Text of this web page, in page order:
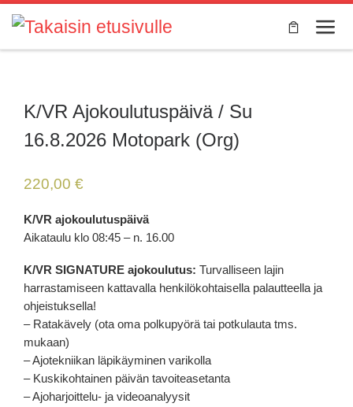
Skip to content
K/VR Ajokoulutuspäivä / Su
16.8.2026 Motopark (Org)
220,00 €
K/VR ajokoulutuspäivä
Aikataulu klo 08:45 – n. 16.00
K/VR SIGNATURE ajokoulutus: Turvalliseen lajin
harrastamiseen kattavalla henkilökohtaisella palautteella ja
ohjeistuksella!
– Ratakävely (ota oma polkupyörä tai potkulauta tms.
mukaan)
– Ajotekniikan läpikäyminen varikolla
– Kuskikohtainen päivän tavoiteasetanta
– Ajoharjoittelu- ja videoanalyysit